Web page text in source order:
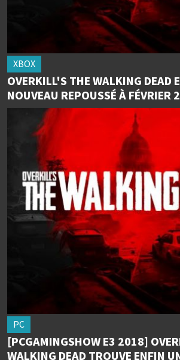
XBOX
OVERKILL'S THE WALKING DEAD
NOUVEAU REPOUSSÉ À FÉVRIER
PC
[PCGAMINGSHOW E3 2018]
WALKING DEAD TROUVE ENFIN